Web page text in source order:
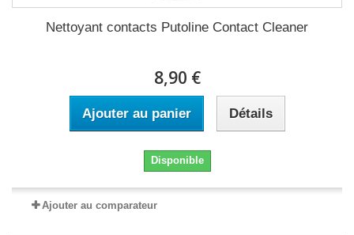
Nettoyant contacts Putoline Contact Cleaner
8,90 €
Ajouter au panier Détails
Disponible
Ajouter au comparateur